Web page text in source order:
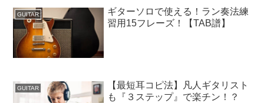
GUITAR
ギターソロで使える！ラン奏法練
習用15フレーズ！【TAB譜】
GUITAR
【最短耳コピ法】凡人ギタリスト
も『３ステップ』で楽チン！？